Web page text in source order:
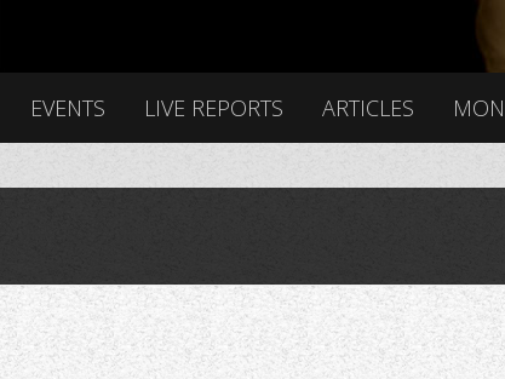
EVENTS LIVE REPORTS ARTICLES